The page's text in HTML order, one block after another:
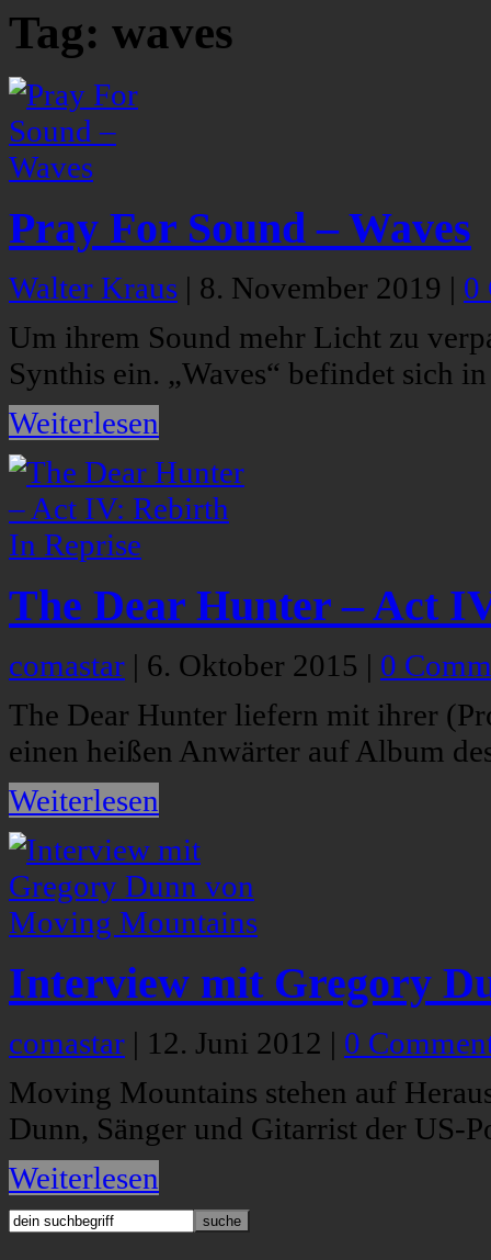
Tag: waves
Pray For Sound – Waves
Walter Kraus | 8. November 2019 | 0
Um ihrem Sound mehr Licht zu
Synthis ein. „Waves“ befindet sich
Weiterlesen
The Dear Hunter – Act
comastar | 6. Oktober 2015 | 0
The Dear Hunter liefern mit ihrer
einen heißen Anwärter auf Album
Weiterlesen
Interview mit Gregory
comastar | 12. Juni 2012 | 0
Moving Mountains stehen auf
Dunn, Sänger und Gitarrist der US-
Weiterlesen